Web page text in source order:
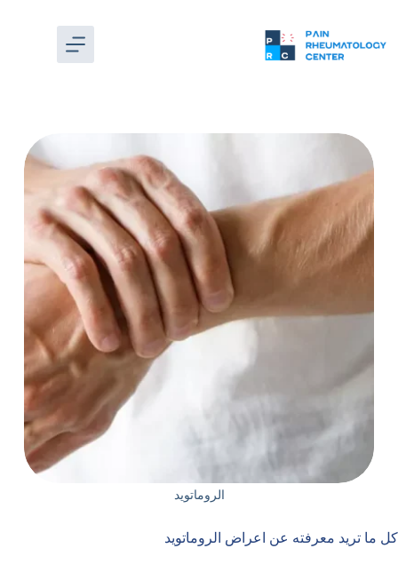
الروماتويد
كل ما تريد معرفته عن اعراض الروماتويد